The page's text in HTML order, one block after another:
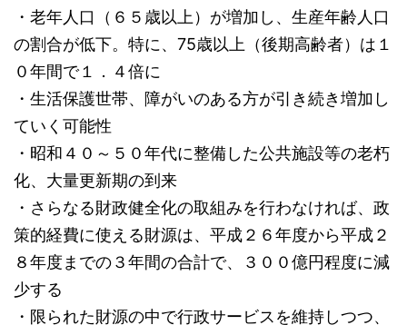
・老年人口（６５歳以上）が増加し、生産年齢人口
の割合が低下。特に、75歳以上（後期高齢者）は１
０年間で１．４倍に
・生活保護世帯、障がいのある方が引き続き増加し
ていく可能性
・昭和４０～５０年代に整備した公共施設等の老朽
化、大量更新期の到来
・さらなる財政健全化の取組みを行わなければ、政
策的経費に使える財源は、平成２６年度から平成２
８年度までの３年間の合計で、３００億円程度に減
少する
・限られた財源の中で行政サービスを維持しつつ、